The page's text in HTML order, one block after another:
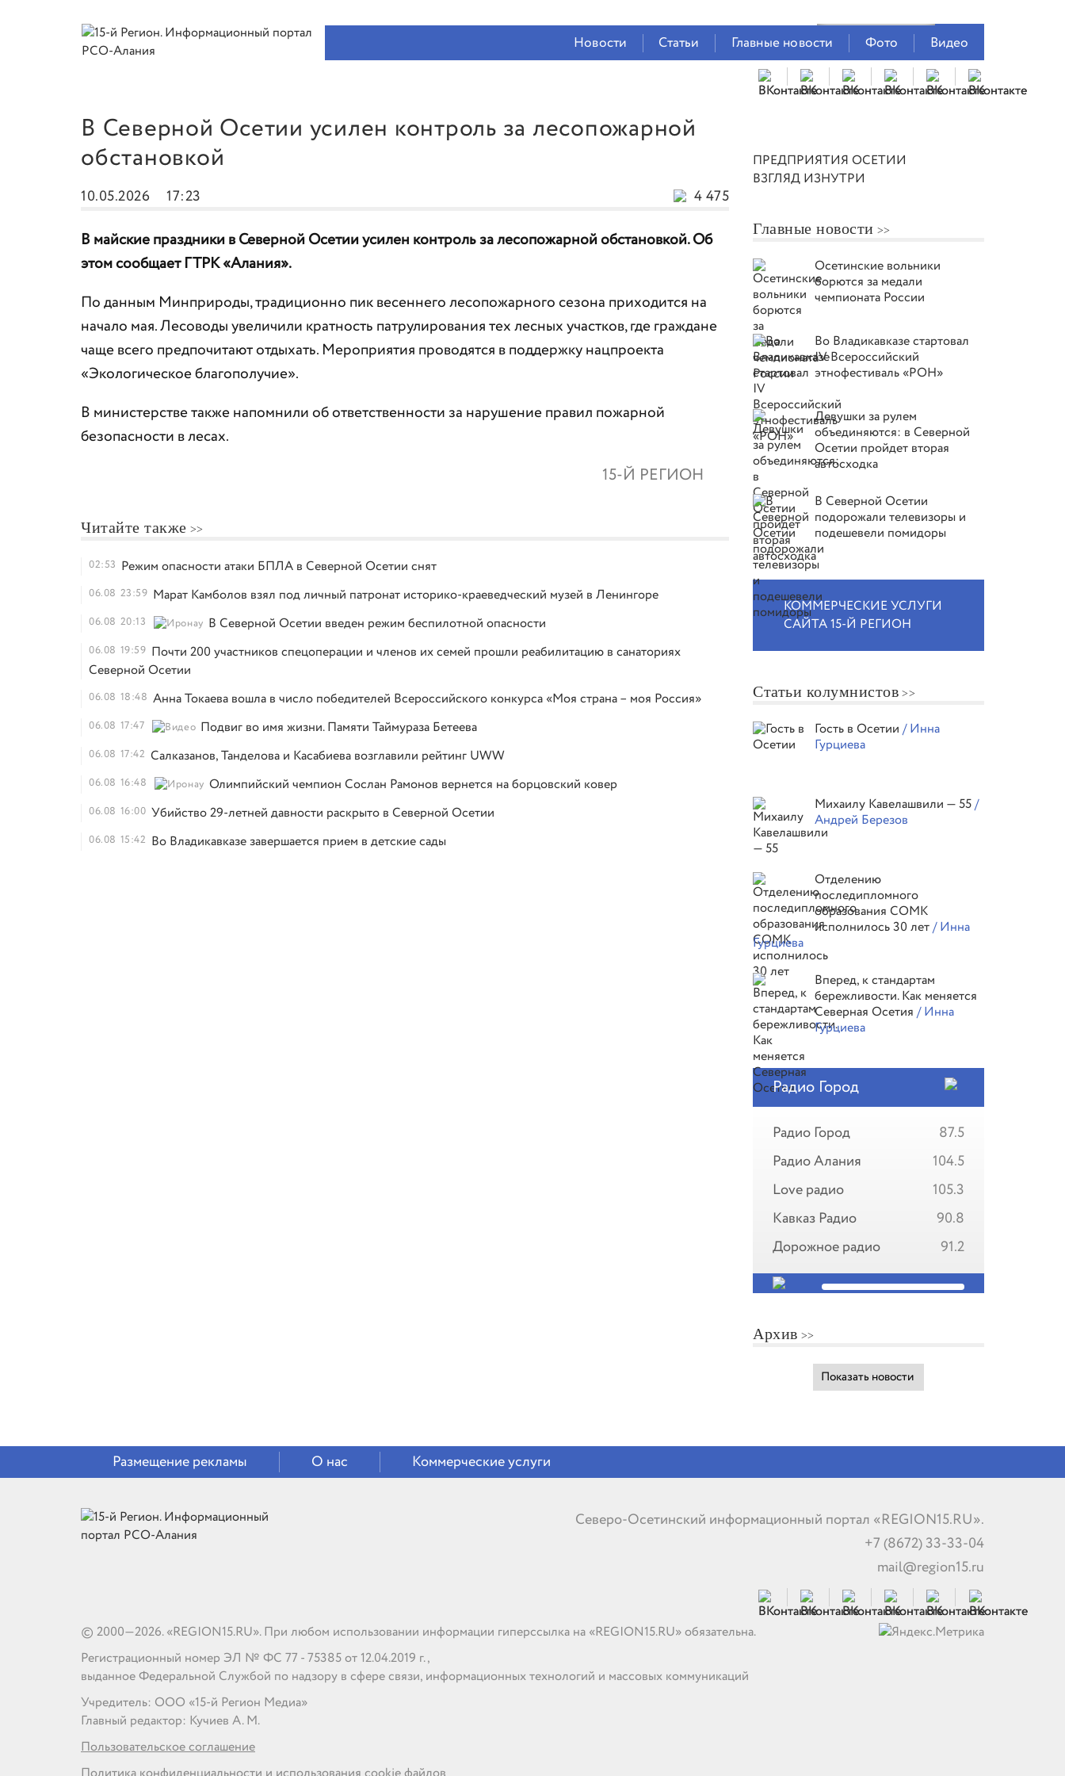
Новости Статьи Главные новости Фото Видео
В Северной Осетии усилен контроль за лесопожарной
обстановкой
10.05.2026 17:23 4 475
В майские праздники в Северной Осетии усилен контроль за лесопожарной обстановкой. Об
этом сообщает ГТРК «Алания».
По данным Минприроды, традиционно пик весеннего лесопожарного сезона приходится на
начало мая. Лесоводы увеличили кратность патрулирования тех лесных участков, где граждане
чаще всего предпочитают отдыхать. Мероприятия проводятся в поддержку нацпроекта
«Экологическое благополучие».
В министерстве также напомнили об ответственности за нарушение правил пожарной
безопасности в лесах.
15-Й РЕГИОН
Читайте также
02:53 Режим опасности атаки БПЛА в Северной Осетии снят
06.08 23:59 Марат Камболов взял под личный патронат историко-краеведческий музей в Ленингоре
06.08 20:13 В Северной Осетии введен режим беспилотной опасности
06.08 19:59 Почти 200 участников спецоперации и членов их семей прошли реабилитацию в санаториях
Северной Осетии
06.08 18:48 Анна Токаева вошла в число победителей Всероссийского конкурса «Моя страна – моя Россия»
06.08 17:47 Подвиг во имя жизни. Памяти Таймураза Бетеева
06.08 17:42 Салказанов, Танделова и Касабиева возглавили рейтинг UWW
06.08 16:48 Олимпийский чемпион Сослан Рамонов вернется на борцовский ковер
06.08 16:00 Убийство 29-летней давности раскрыто в Северной Осетии
06.08 15:42 Во Владикавказе завершается прием в детские сады
ПРЕДПРИЯТИЯ ОСЕТИИ
ВЗГЛЯД ИЗНУТРИ
Главные новости
Осетинские вольники
борются за медали
чемпионата России
Во Владикавказе стартовал
IV Всероссийский
этнофестиваль «РОН»
Девушки за рулем
объединяются: в Северной
Осетии пройдет вторая
автосходка
В Северной Осетии
подорожали телевизоры и
подешевели помидоры
КОММЕРЧЕСКИЕ УСЛУГИ
САЙТА 15-Й РЕГИОН
Статьи колумнистов
Гость в Осетии/ Инна
Гурциева
Михаилу Кавелашвили — 55/
Андрей Березов
Отделению
последипломного
образования СОМК
исполнилось 30 лет/ Инна
Гурциева
Вперед, к стандартам
бережливости. Как меняется
Северная Осетия/ Инна
Гурциева
Радио Город
Радио Город
87.5
Радио Алания
104.5
Love радио
105.3
Кавказ Радио
90.8
Дорожное радио
91.2
Архив
Показать новости
Размещение рекламы О нас Коммерческие услуги
Северо-Осетинский информационный портал «REGION15.RU».
+7 (8672) 33-33-04
mail@region15.ru
© 2000—2026. «REGION15.RU». При любом использовании информации гиперссылка на «REGION15.RU» обязательна.
Регистрационный номер ЭЛ № ФС 77 - 75385 от 12.04.2019 г.,
выданное Федеральной Службой по надзору в сфере связи, информационных технологий и массовых коммуникаций
Учредитель: ООО «15-й Регион Медиа»
Главный редактор: Кучиев А. М.
Пользовательское соглашение